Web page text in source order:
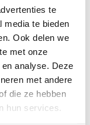
te
media te bieden
Ook delen we
met onze
analyse. Deze
met andere
die ze hebben
hun services.